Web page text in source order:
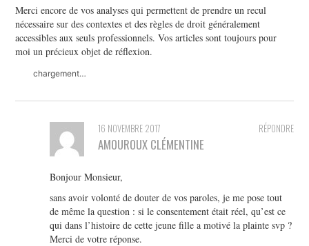
Merci encore de vos analyses qui permettent de prendre un recul
nécessaire sur des contextes et des règles de droit généralement
accessibles aux seuls professionnels. Vos articles sont toujours pour
moi un précieux objet de réflexion.
chargement…
RÉPONDRE
16 NOVEMBRE 2017
AMOUROUX CLÉMENTINE
Bonjour Monsieur,
sans avoir volonté de douter de vos paroles, je me pose tout
de même la question : si le consentement était réel, qu’est ce
qui dans l’histoire de cette jeune fille a motivé la plainte svp ?
Merci de votre réponse.